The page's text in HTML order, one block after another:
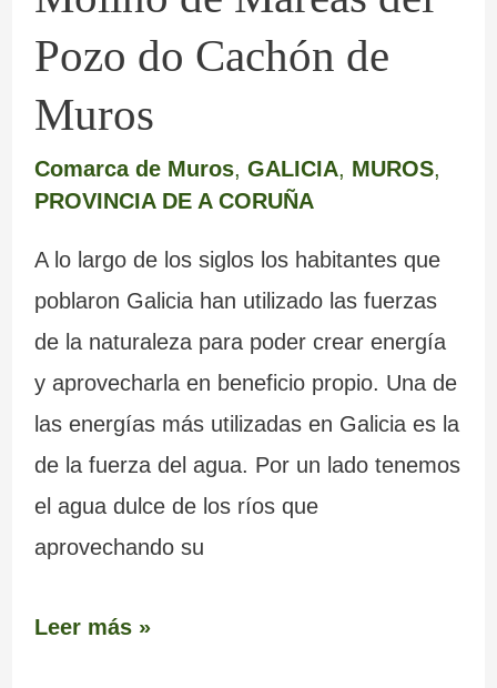
Pozo do Cachón de
Muros
Comarca de Muros, GALICIA, MUROS,
PROVINCIA DE A CORUÑA
A lo largo de los siglos los habitantes que
poblaron Galicia han utilizado las fuerzas
de la naturaleza para poder crear energía
y aprovecharla en beneficio propio. Una de
las energías más utilizadas en Galicia es la
de la fuerza del agua. Por un lado tenemos
el agua dulce de los ríos que
aprovechando su
Leer más »